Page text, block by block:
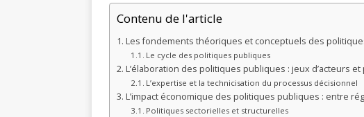
Contenu de l'article
Les fondements théoriques et conceptuels des
Le cycle des politiques publiques
L’élaboration des politiques publiques : jeux d’acteurs
L’expertise et la technicisation du processus décisionnel
L’impact économique des politiques publiques : entre
Politiques sectorielles et structurelles